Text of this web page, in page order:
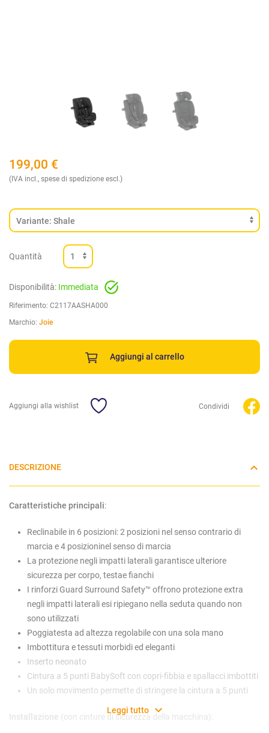
199,00 €
(IVA incl., spese di spedizione escl.)
Quantità
Disponibilità: Immediata
Riferimento: C2117AASHA000
Marchio: Joie
Aggiungi al carrello
Aggiungi alla wishlist Condividi
DESCRIZIONE
Caratteristiche principali:
Reclinabile in 6 posizioni: 2 posizioni nel senso contrario di
marcia e 4 posizioninel senso di marcia
La protezione negli impatti laterali garantisce ulteriore
sicurezza per corpo, testae fianchi
I rinforzi Guard Surround Safety™ offrono protezione extra
negli impatti laterali esi ripiegano nella seduta quando non
sono utilizzati
Poggiatesta ad altezza regolabile con una sola mano
Imbottitura e tessuti morbidi ed eleganti
Inserto neonato
Cintura a 5 punti BabySoft con copri-fibbia e spallacci imbottiti
Un solo movimento permette di stringere la cintura a 5 punti
Installazione (con cinture di sicurezza della macchina):
Leggi tutto